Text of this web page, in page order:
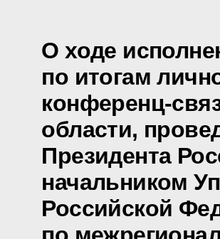
О ходе
по итогам
конференц-
области,
Президента
начальником
Российской